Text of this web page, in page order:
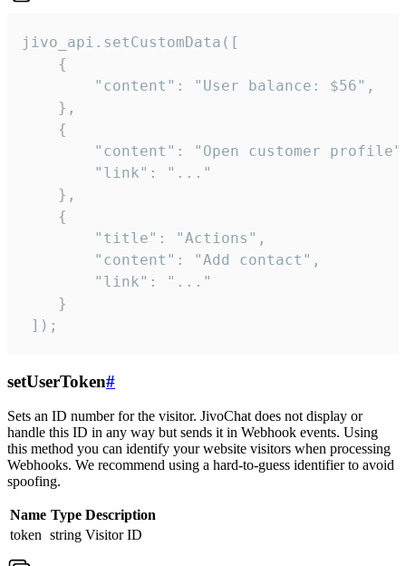
jivo_api.setCustomData([
    {
        "content": "User balance: $56",
    },
    {
"content": "Open customer
        "link": "..."
    },
    {
        "title": "Actions",
        "content": "Add contact",
        "link": "..."
    }
]);
setUserToken#
Sets an ID number for the visitor. JivoChat does not display or
handle this ID in any way but sends it in Webhook events. Using
this method you can identify your website visitors when processing
Webhooks. We recommend using a hard-to-guess identifier to avoid
spoofing.
Name Type Description
token string Visitor ID